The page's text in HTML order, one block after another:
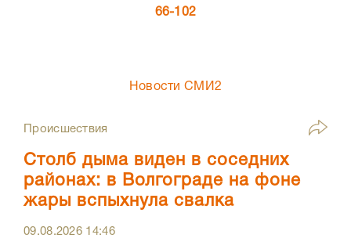
66-102
Новости СМИ2
Происшествия
Столб дыма виден в соседних
районах: в Волгограде на фоне
жары вспыхнула свалка
09.08.2026 14:46